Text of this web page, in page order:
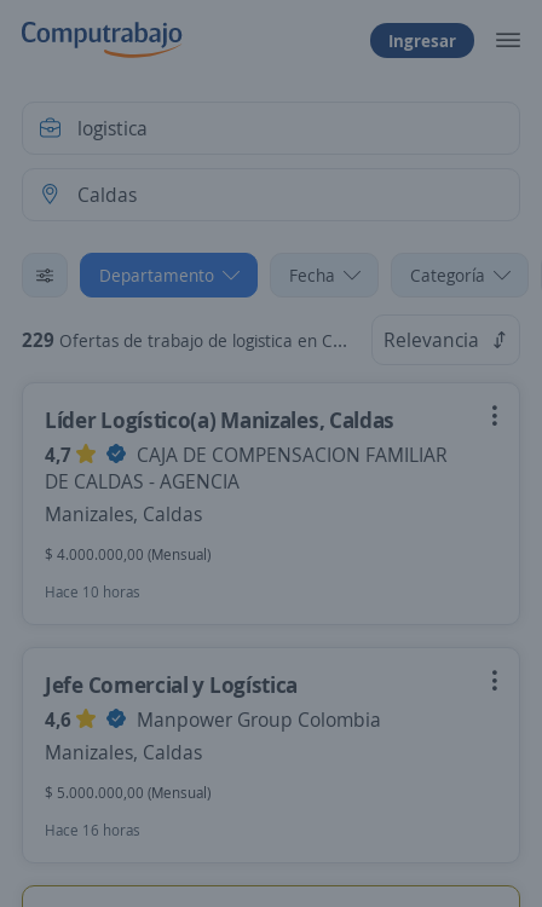
Ingresar
Departamento Fecha Categoría
229 Ofertas de trabajo de logistica en Caldas Relevancia
Líder Logístico(a) Manizales, Caldas
4,7
CAJA DE COMPENSACION FAMILIAR
DE CALDAS - AGENCIA
Manizales, Caldas
$ 4.000.000,00 (Mensual)
Hace 10 horas
Jefe Comercial y Logística
4,6
Manpower Group Colombia
Manizales, Caldas
$ 5.000.000,00 (Mensual)
Hace 16 horas